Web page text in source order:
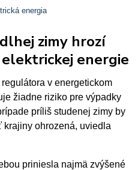
energia
zimy hrozí
energie
v energetickom
žiadne riziko pre výpadky
príliš studenej zimy by
krajiny ohrozená, uviedla
priniesla najmä zvýšené